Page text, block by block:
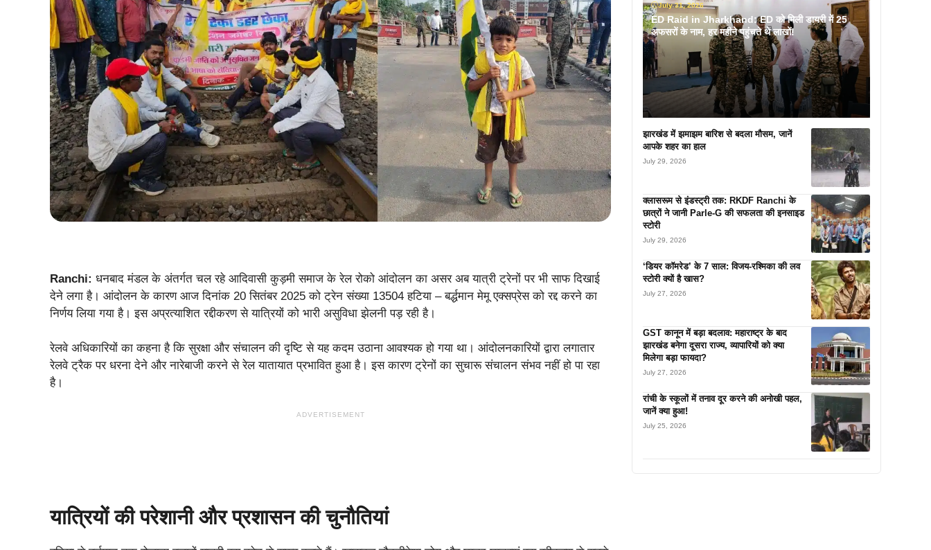
Ranchi: धनबाद मंडल के अंतर्गत चल रहे आदिवासी कुड़मी समाज के रेल रोको आंदोलन का असर अब यात्री ट्रेनों पर भी साफ दिखाई
देने लगा है। आंदोलन के कारण आज दिनांक 20 सितंबर 2025 को ट्रेन संख्या 13504 हटिया – बर्द्धमान मेमू एक्सप्रेस को रद्द करने का
निर्णय लिया गया है। इस अप्रत्याशित रद्दीकरण से यात्रियों को भारी असुविधा झेलनी पड़ रही है।
रेलवे अधिकारियों का कहना है कि सुरक्षा और संचालन की दृष्टि से यह कदम उठाना आवश्यक हो गया था। आंदोलनकारियों द्वारा लगातार
रेलवे ट्रैक पर धरना देने और नारेबाजी करने से रेल यातायात प्रभावित हुआ है। इस कारण ट्रेनों का सुचारू संचालन संभव नहीं हो पा रहा
है।
ADVERTISEMENT
यात्रियों की परेशानी और प्रशासन की चुनौतियां
July 31, 2026
ED Raid in Jharkhand: ED को मिली डायरी में 25
अफसरों के नाम, हर महीने पहुंचते थे लाखों!
झारखंड में झमाझम बारिश से बदला मौसम, जानें
आपके शहर का हाल
July 29, 2026
क्लासरूम से इंडस्ट्री तक: RKDF Ranchi के
छात्रों ने जानी Parle-G की सफलता की इनसाइड
स्टोरी
July 29, 2026
‘डियर कॉमरेड’ के 7 साल: विजय-रश्मिका की लव
स्टोरी क्यों है खास?
July 27, 2026
GST कानून में बड़ा बदलाव: महाराष्ट्र के बाद
झारखंड बनेगा दूसरा राज्य, व्यापारियों को क्या
मिलेगा बड़ा फायदा?
July 27, 2026
रांची के स्कूलों में तनाव दूर करने की अनोखी पहल,
जानें क्या हुआ!
July 25, 2026